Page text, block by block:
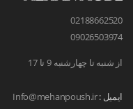
02188662520
09026503974
از شنبه تا چهارشنبه 9 تا 17
ایمیل :Info@mehanpoush.ir